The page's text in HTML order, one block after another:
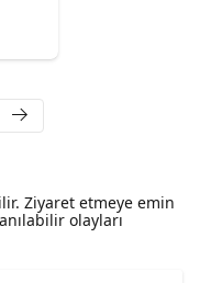
Ziyaret etmeye emin
olayları